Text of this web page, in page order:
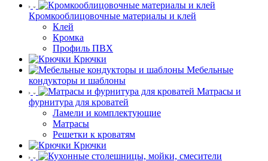
Кромкооблицовочные материалы и клей
Клей
Кромка
Профиль ПВХ
Крючки
Мебельные
кондукторы и шаблоны
Матрасы и
фурнитура для кроватей
Ламели и комплектующие
Матрасы
Решетки к кроватям
Крючки